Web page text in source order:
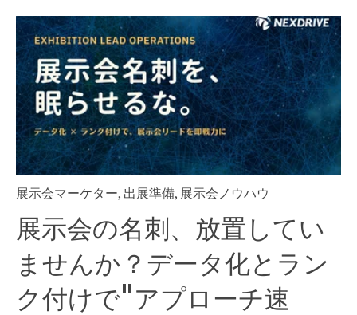
展示会マーケター, 出展準備, 展示会ノウハウ
展示会の名刺、放置してい
ませんか？データ化とラン
ク付けで"アプローチ速